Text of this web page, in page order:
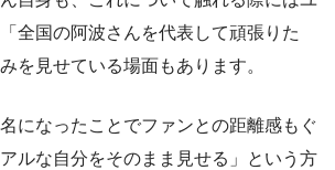
全国の阿波さんを代表して頑張りた
を見せている場面もあります。
になったことでファンとの距離感もぐ
ルな自分をそのまま見せる」という方